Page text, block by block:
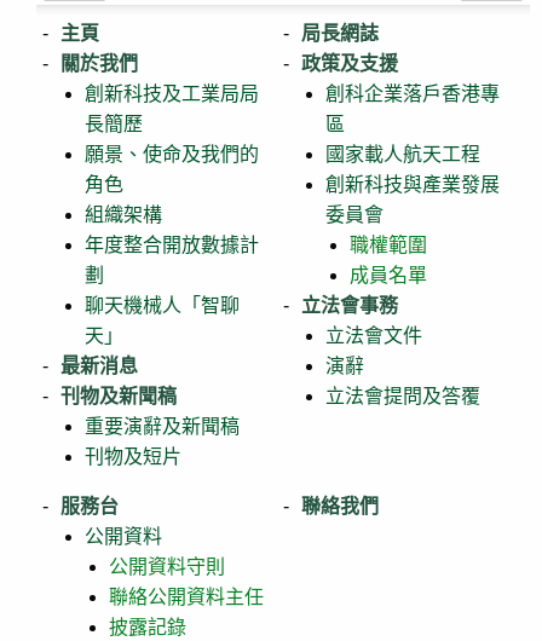
主頁
關於我們
創新科技及工業局局
長簡歷
願景、使命及我們的
角色
組織架構
年度整合開放數據計
劃
聊天機械人「智聊
天」
最新消息
刊物及新聞稿
重要演辭及新聞稿
刊物及短片
局長網誌
政策及支援
創科企業落戶香港專
區
國家載人航天工程
創新科技與產業發展
委員會
職權範圍
成員名單
立法會事務
立法會文件
演辭
立法會提問及答覆
服務台
公開資料
公開資料守則
聯絡公開資料主任
披露記錄
聯絡我們